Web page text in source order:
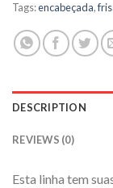
Tags:encabeçada,
DESCRIPTION
REVIEWS (0)
Esta linha tem